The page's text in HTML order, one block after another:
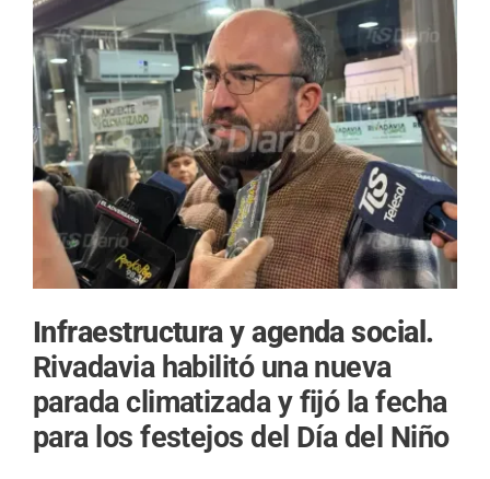
Infraestructura y agenda social.
Rivadavia habilitó una nueva
parada climatizada y fijó la fecha
para los festejos del Día del Niño